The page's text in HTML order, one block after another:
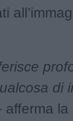
di
afferma la